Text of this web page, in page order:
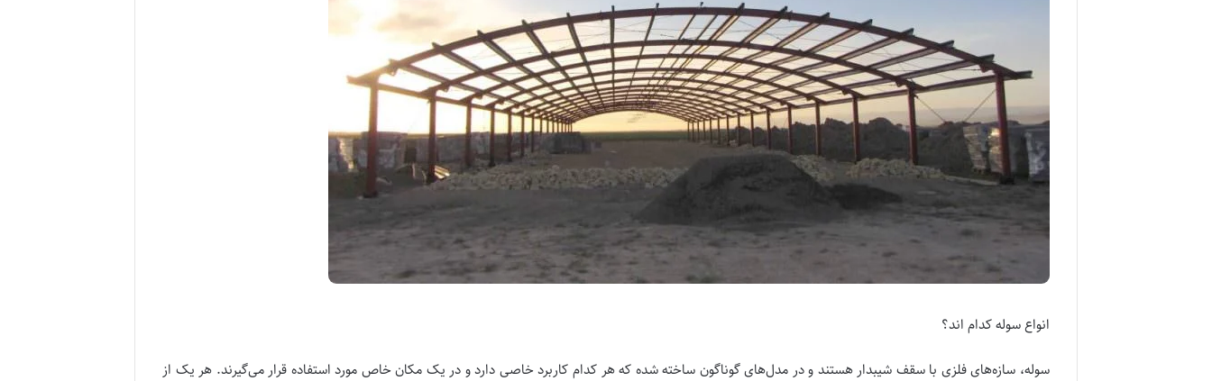
انواع سوله کدام اند؟
سوله، سازه‌های فلزی با سقف شیبدار هستند و در مدل‌های گوناگون ساخته شده که هر کدام کاربرد خاصی دارد و در یک مکان خاص مورد استفاده قرار می‌گیرند. هر یک از